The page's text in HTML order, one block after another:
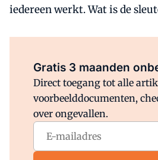
iedereen werkt. Wat is de
Gratis 3 maanden
Direct toegang tot alle
voorbeelddocumenten,
over ongevallen.